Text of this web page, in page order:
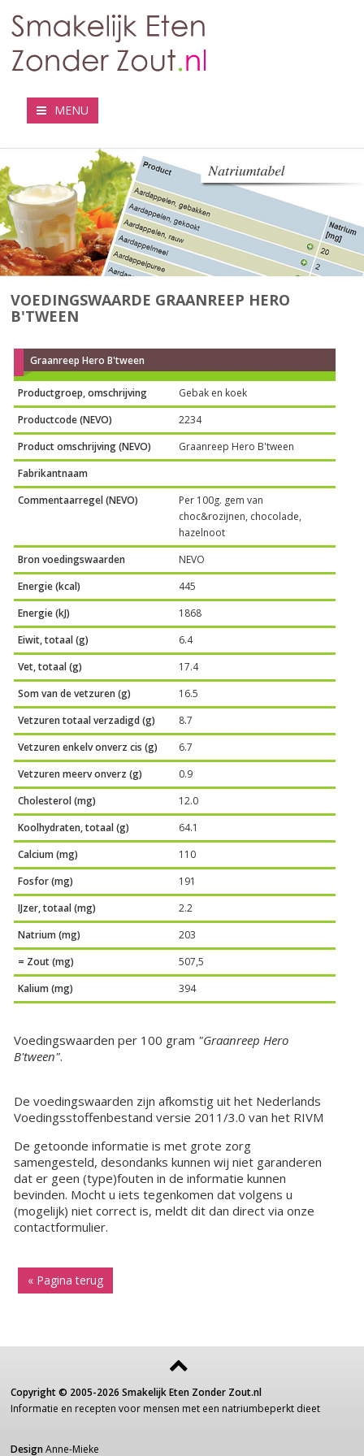
MENU
VOEDINGSWAARDE GRAANREEP HERO
B'TWEEN
Graanreep Hero B'tween
Productgroep, omschrijving
Gebak en koek
Productcode (NEVO)
2234
Product omschrijving (NEVO)
Graanreep Hero B'tween
Fabrikantnaam
Commentaarregel (NEVO)
Per 100g. gem van
choc&rozijnen, chocolade,
hazelnoot
Bron voedingswaarden
NEVO
Energie (kcal)
445
Energie (kJ)
1868
Eiwit, totaal (g)
6.4
Vet, totaal (g)
17.4
Som van de vetzuren (g)
16.5
Vetzuren totaal verzadigd (g)
8.7
Vetzuren enkelv onverz cis (g)
6.7
Vetzuren meerv onverz (g)
0.9
Cholesterol (mg)
12.0
Koolhydraten, totaal (g)
64.1
Calcium (mg)
110
Fosfor (mg)
191
IJzer, totaal (mg)
2.2
Natrium (mg)
203
= Zout (mg)
507,5
Kalium (mg)
394
Voedingswaarden per 100 gram "Graanreep Hero
B'tween".
De voedingswaarden zijn afkomstig uit het Nederlands
Voedingsstoffenbestand versie 2011/3.0 van het RIVM
De getoonde informatie is met grote zorg
samengesteld, desondanks kunnen wij niet garanderen
dat er geen (type)fouten in de informatie kunnen
bevinden. Mocht u iets tegenkomen dat volgens u
(mogelijk) niet correct is, meldt dit dan direct via onze
contactformulier.
« Pagina terug
Copyright © 2005-2026 Smakelijk Eten Zonder Zout.nl
Informatie en recepten voor mensen met een natriumbeperkt dieet
Design Anne-Mieke